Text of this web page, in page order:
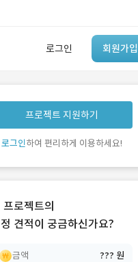
로그인 회원가입
유사사례 검색 AI
‘이런 거’ 만들어본
개발 회사 있어?
프로젝트 지원하기
로그인하여 편리하게 이용하세요!
프로젝트의
견적이 궁금하신가요?
금액 ??? 원